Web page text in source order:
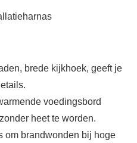
brede kijkhoek, geeft je
voedingsbord
heet te worden.
om brandwonden bij hoge